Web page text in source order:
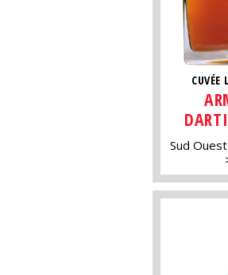
CUVÉE
Sud Ouest